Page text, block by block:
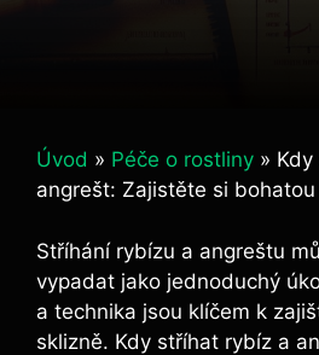
Úvod » Péče o rostliny »
angrešt: Zajistěte si bohatou
Stříhání rybízu a angreštu
vypadat jako jednoduchý
a technika jsou klíčem k
sklizně. Kdy stříhat rybíz a